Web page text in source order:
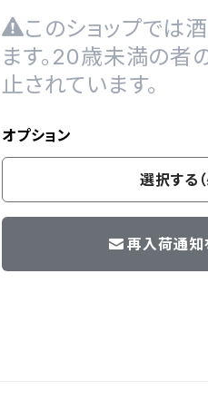
このショップでは
ます。20歳未満の者
止されています。
オプション
選択する（
再入荷通知